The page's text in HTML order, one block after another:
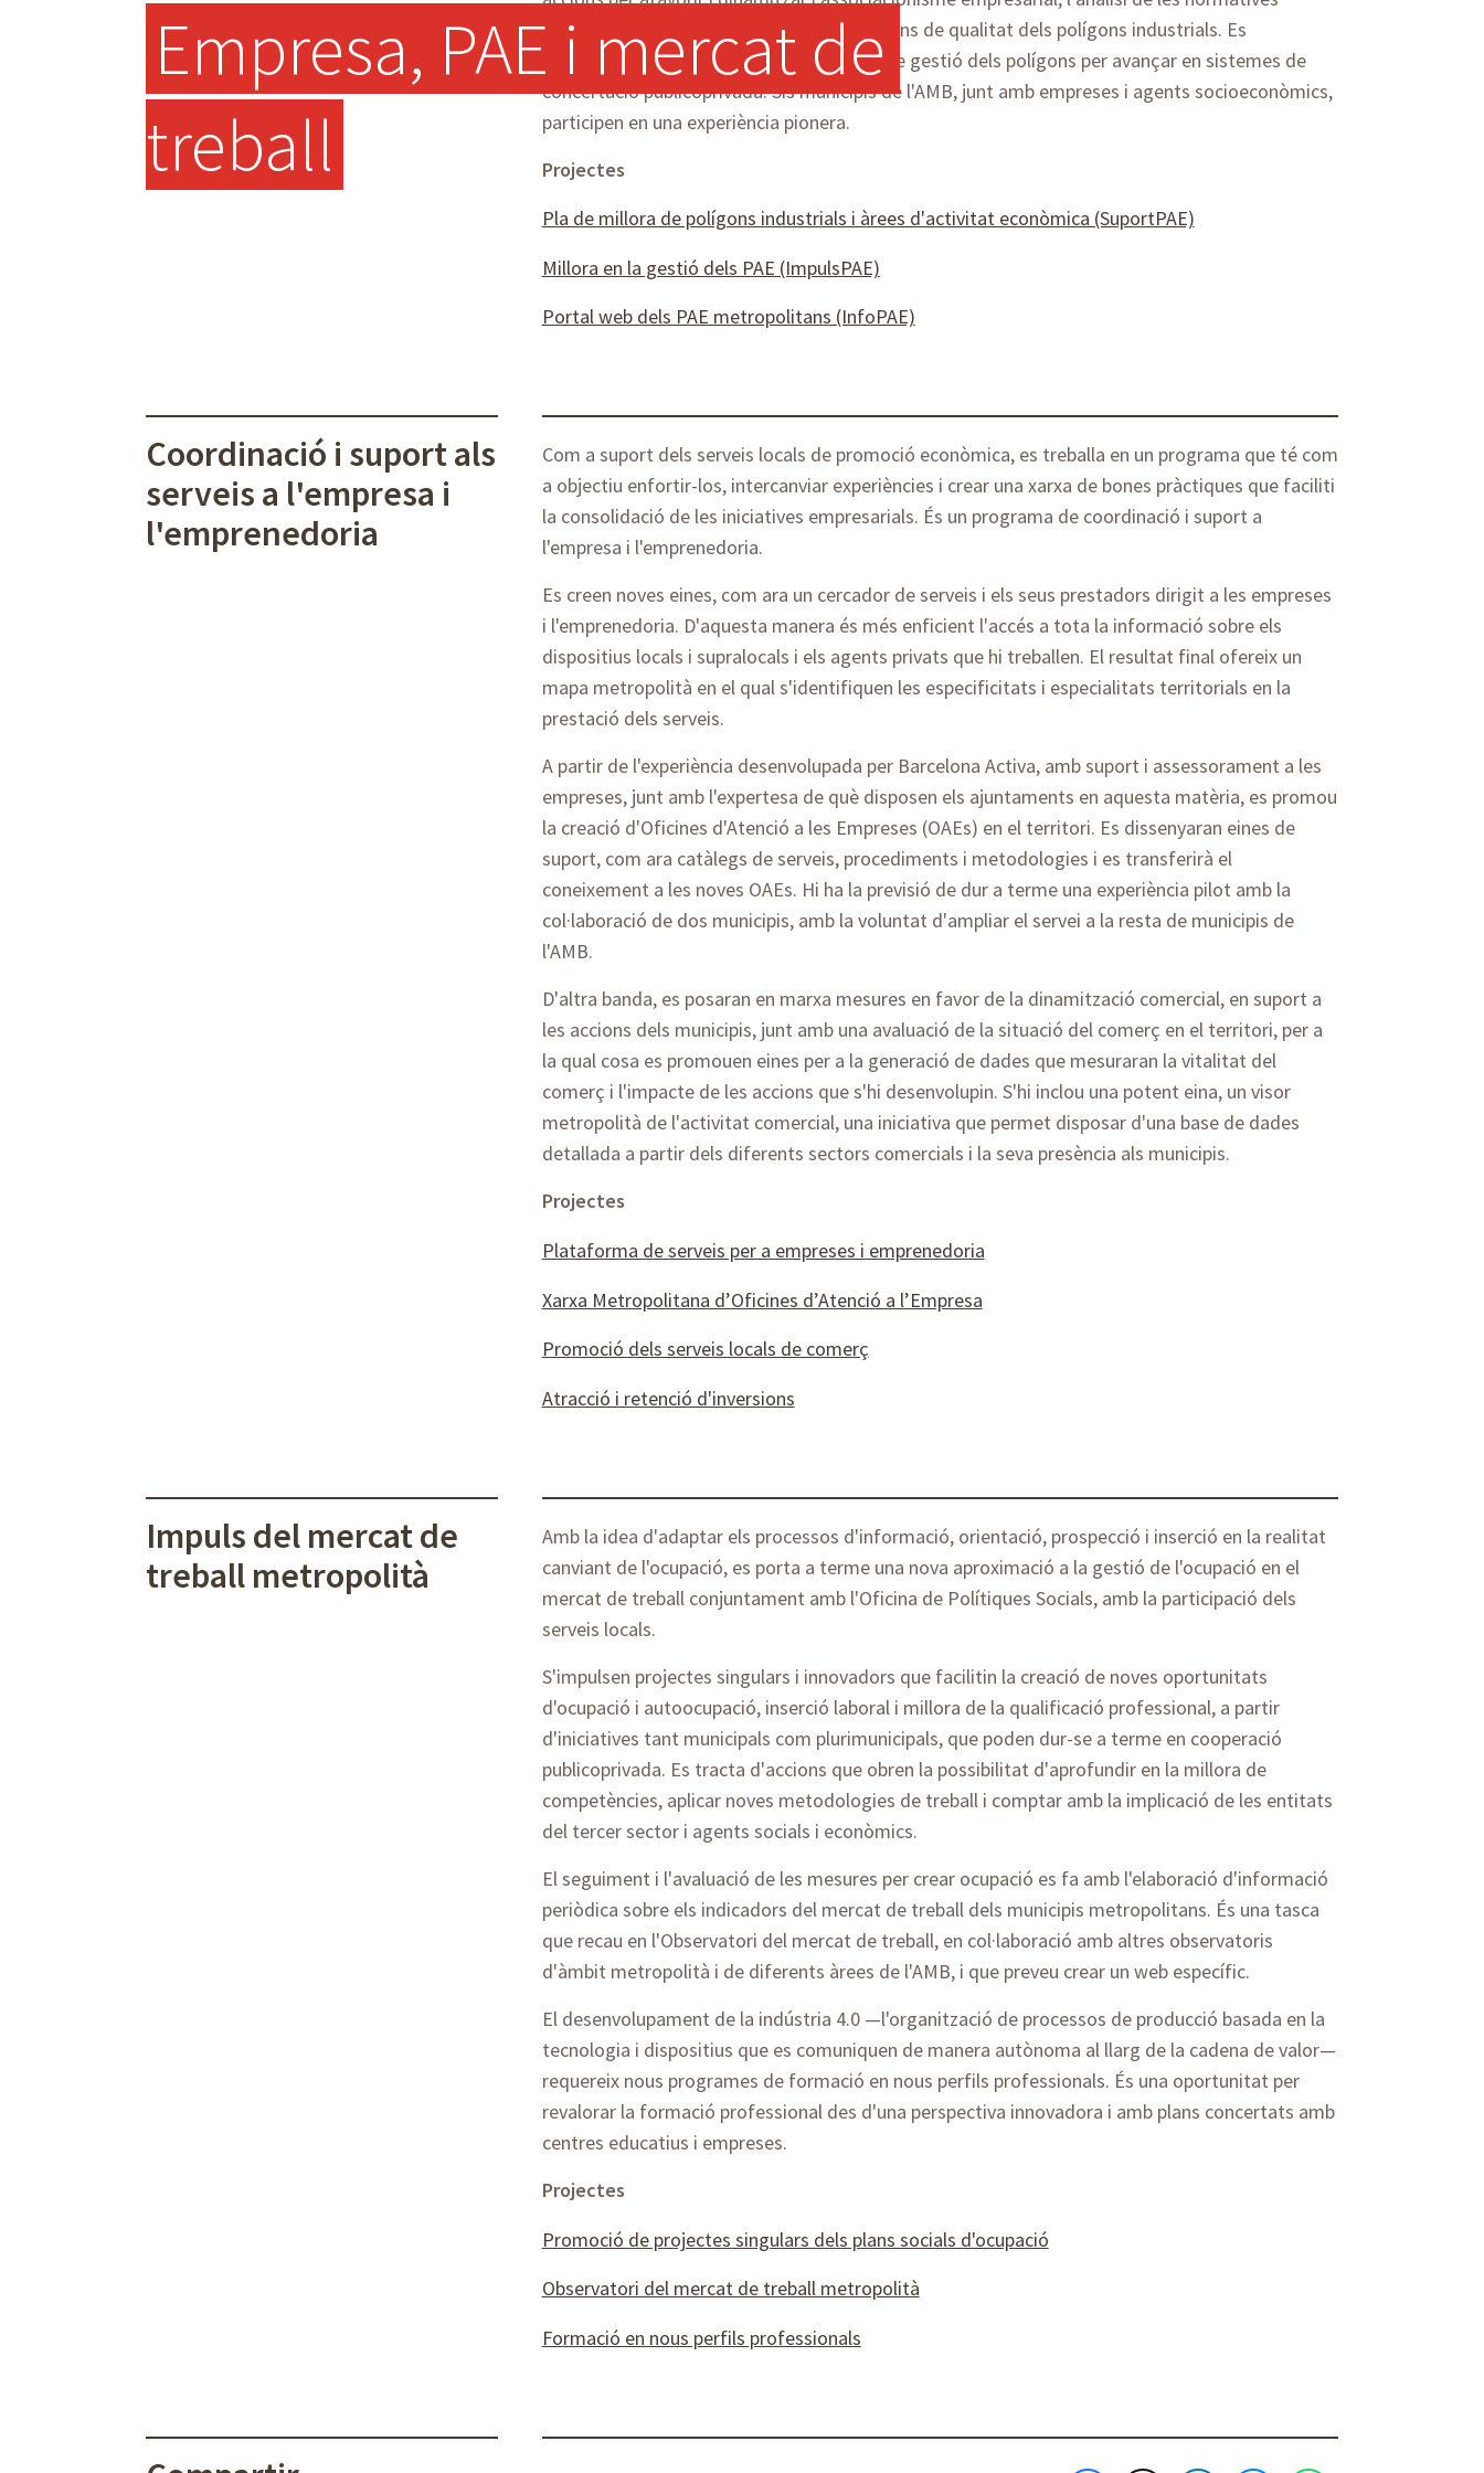
Empresa, PAE i mercat de
treball
urbanístiques i la consecució de certificacions de qualitat dels polígons industrials. Es
desenvolupen nous instruments i models de gestió dels polígons per avançar en sistemes de
concertació publicoprivada. Sis municipis de l'AMB, junt amb empreses i agents socioeconòmics,
participen en una experiència pionera.
Projectes
Pla de millora de polígons industrials i àrees d'activitat econòmica (SuportPAE)
Millora en la gestió dels PAE (ImpulsPAE)
Portal web dels PAE metropolitans (InfoPAE)
Coordinació i suport als
serveis a l'empresa i
l'emprenedoria
Com a suport dels serveis locals de promoció econòmica, es treballa en un programa que té com
a objectiu enfortir-los, intercanviar experiències i crear una xarxa de bones pràctiques que faciliti
la consolidació de les iniciatives empresarials. És un programa de coordinació i suport a
l'empresa i l'emprenedoria.
Es creen noves eines, com ara un cercador de serveis i els seus prestadors dirigit a les empreses
i l'emprenedoria. D'aquesta manera és més enficient l'accés a tota la informació sobre els
dispositius locals i supralocals i els agents privats que hi treballen. El resultat final ofereix un
mapa metropolità en el qual s'identifiquen les especificitats i especialitats territorials en la
prestació dels serveis.
A partir de l'experiència desenvolupada per Barcelona Activa, amb suport i assessorament a les
empreses, junt amb l'expertesa de què disposen els ajuntaments en aquesta matèria, es promou
la creació d'Oficines d'Atenció a les Empreses (OAEs) en el territori. Es dissenyaran eines de
suport, com ara catàlegs de serveis, procediments i metodologies i es transferirà el
coneixement a les noves OAEs. Hi ha la previsió de dur a terme una experiència pilot amb la
col·laboració de dos municipis, amb la voluntat d'ampliar el servei a la resta de municipis de
l'AMB.
D'altra banda, es posaran en marxa mesures en favor de la dinamització comercial, en suport a
les accions dels municipis, junt amb una avaluació de la situació del comerç en el territori, per a
la qual cosa es promouen eines per a la generació de dades que mesuraran la vitalitat del
comerç i l'impacte de les accions que s'hi desenvolupin. S'hi inclou una potent eina, un visor
metropolità de l'activitat comercial, una iniciativa que permet disposar d'una base de dades
detallada a partir dels diferents sectors comercials i la seva presència als municipis.
Projectes
Plataforma de serveis per a empreses i emprenedoria
Xarxa Metropolitana d’Oficines d’Atenció a l’Empresa
Promoció dels serveis locals de comerç
Atracció i retenció d'inversions
Impuls del mercat de
treball metropolità
Amb la idea d'adaptar els processos d'informació, orientació, prospecció i inserció en la realitat
canviant de l'ocupació, es porta a terme una nova aproximació a la gestió de l'ocupació en el
mercat de treball conjuntament amb l'Oficina de Polítiques Socials, amb la participació dels
serveis locals.
S'impulsen projectes singulars i innovadors que facilitin la creació de noves oportunitats
d'ocupació i autoocupació, inserció laboral i millora de la qualificació professional, a partir
d'iniciatives tant municipals com plurimunicipals, que poden dur-se a terme en cooperació
publicoprivada. Es tracta d'accions que obren la possibilitat d'aprofundir en la millora de
competències, aplicar noves metodologies de treball i comptar amb la implicació de les entitats
del tercer sector i agents socials i econòmics.
El seguiment i l'avaluació de les mesures per crear ocupació es fa amb l'elaboració d'informació
periòdica sobre els indicadors del mercat de treball dels municipis metropolitans. És una tasca
que recau en l'Observatori del mercat de treball, en col·laboració amb altres observatoris
d'àmbit metropolità i de diferents àrees de l'AMB, i que preveu crear un web específic.
El desenvolupament de la indústria 4.0 —l'organització de processos de producció basada en la
tecnologia i dispositius que es comuniquen de manera autònoma al llarg de la cadena de valor—
requereix nous programes de formació en nous perfils professionals. És una oportunitat per
revalorar la formació professional des d'una perspectiva innovadora i amb plans concertats amb
centres educatius i empreses.
Projectes
Promoció de projectes singulars dels plans socials d'ocupació
Observatori del mercat de treball metropolità
Formació en nous perfils professionals